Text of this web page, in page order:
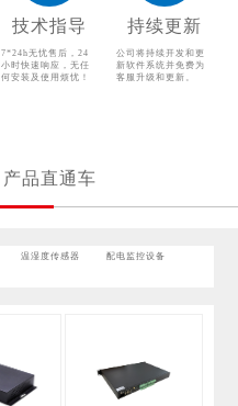
技术指导
7*24h无忧售后，24
小时快速响应，无任
何安装及使用烦忧！
持续更新
公司将持续开发和更
新软件系统并免费为
客服升级和更新。
产品直通车
温湿度传感器 配电监控设备